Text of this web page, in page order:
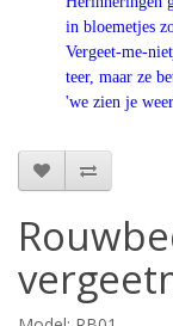
in bloemetjes
Vergeet-me-
teer, maar ze
'we zien je